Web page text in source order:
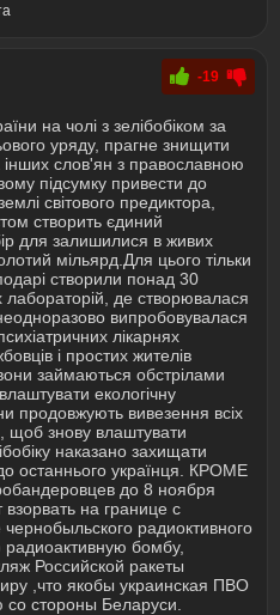
-19
на чолі з зелібобіком за
уряду, прагне знищити
інших слов'ян з православною
підсумку привести до
світового предиктора,
створить єдиний
для залишилися в живих
мільярд.Для цього тільки
створили понад 30
лабораторій, де створювалася
випробовувалася
лікарнях
і простих жителів
займаються обстрілами
екологічну
продовжують вивезення всіх
щоб знову влаштувати
наказано захищати
останнього українця. КРОМЕ
до 8 ноября
на границе с
радиоктивного
радиоактивную бомбу,
Российской ракеты
,что якобы украинская ПВО
стороны Беларуси.